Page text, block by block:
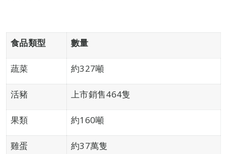
食品類型 數量
蔬菜 約327噸
活豬 上市銷售464隻
果類 約160噸
雞蛋 約37萬隻